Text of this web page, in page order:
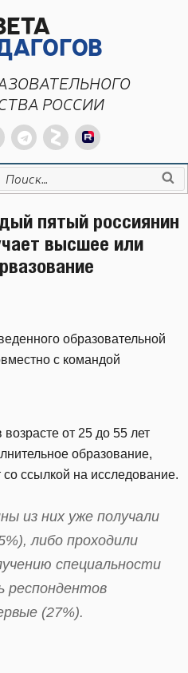
РОССИИ
Искать:
пятый россиянин
высшее или
образовательной
с командой
от 25 до 55 лет
образование,
ссылкой на исследование.
из них уже получали
либо проходили
специальности
респондентов
(27%).